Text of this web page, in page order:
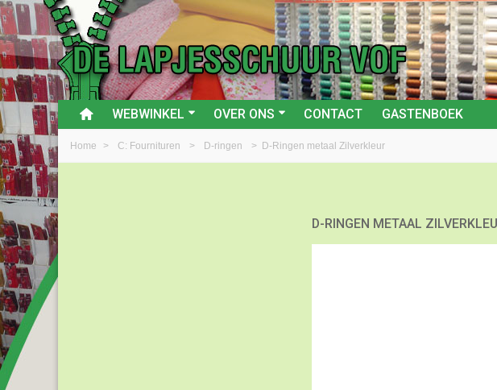
WEBWINKEL OVER ONS CONTACT GASTENBOEK
Home > C: Fournituren > D-ringen > D-Ringen metaal Zilverkleur
D-RINGEN METAAL